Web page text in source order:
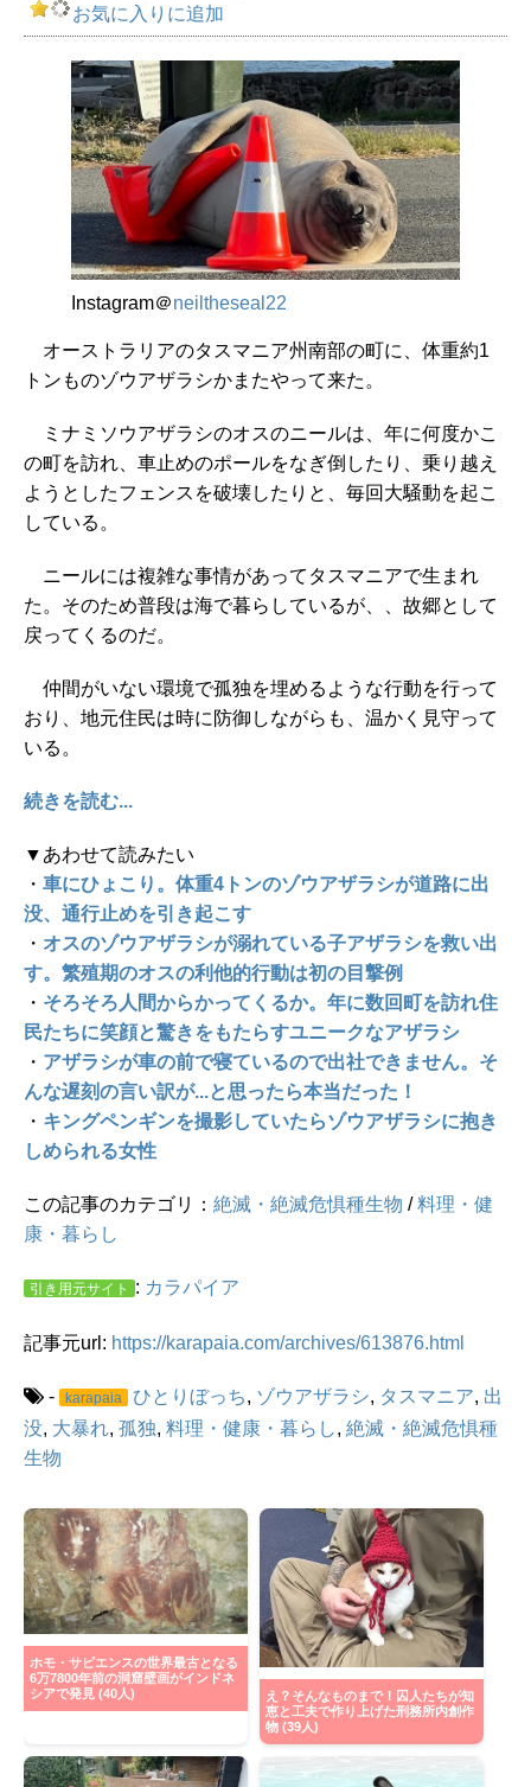
お気に入りに追加
Instagram＠neiltheseal22
オーストラリアのタスマニア州南部の町に、体重約1
トンものゾウアザラシかまたやって来た。
ミナミソウアザラシのオスのニールは、年に何度かこ
の町を訪れ、車止めのポールをなぎ倒したり、乗り越え
ようとしたフェンスを破壊したりと、毎回大騒動を起こ
している。
ニールには複雑な事情があってタスマニアで生まれ
た。そのため普段は海で暮らしているが、、故郷として
戻ってくるのだ。
仲間がいない環境で孤独を埋めるような行動を行って
おり、地元住民は時に防御しながらも、温かく見守って
いる。
続きを読む...
▼あわせて読みたい
・ 車にひょこり。体重4トンのゾウアザラシが道路に出
没、通行止めを引き起こす
・ オスのゾウアザラシが溺れている子アザラシを救い出
す。繁殖期のオスの利他的行動は初の目撃例
・ そろそろ人間からかってくるか。年に数回町を訪れ住
民たちに笑顔と驚きをもたらすユニークなアザラシ
・ アザラシが車の前で寝ているので出社できません。そ
んな遅刻の言い訳が...と思ったら本当だった！
・ キングペンギンを撮影していたらゾウアザラシに抱き
しめられる女性
この記事のカテゴリ： 絶滅・絶滅危惧種生物 /料理・健
康・暮らし
引き用元サイト : カラパイア
記事元url: https://karapaia.com/archives/613876.html
- karapaia ひとりぼっち, ゾウアザラシ, タスマニア, 出
没, 大暴れ, 孤独, 料理・健康・暮らし, 絶滅・絶滅危惧種
生物
ホモ・サピエンスの世界最古となる
6万7800年前の洞窟壁画がインドネ
シアで発見 (40人)
え？そんなものまで！囚人たちが知
恵と工夫で作り上げた刑務所内創作
物 (39人)